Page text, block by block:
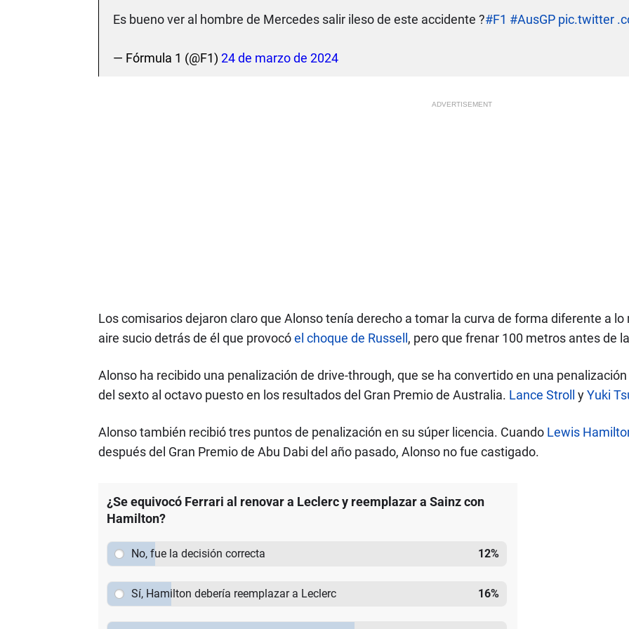
Es bueno ver al hombre de Mercedes salir ileso de este accidente ?#F1 #AusGP pic.twitter
— Fórmula 1 (@F1) 24 de marzo de 2024
ADVERTISEMENT
Los comisarios dejaron claro que Alonso tenía derecho a tomar la curva de forma diferente a lo
aire sucio detrás de él que provocóel choque de Russell , pero que frenar 100 metros antes de
Alonso ha recibido una penalización de drive-through, que se ha convertido en una
del sexto al octavo puesto en los resultados del Gran Premio de Australia. Lance Stroll yYuki
Alonso también recibió tres puntos de penalización en su súper licencia. Cuando Lewis
después del Gran Premio de Abu Dabi del año pasado, Alonso no fue castigado.
¿Se equivocó Ferrari al renovar a Leclerc y reemplazar a Sainz con
Hamilton?
No, fue la decisión correcta 12%
Sí, Hamilton debería reemplazar a Leclerc 16%